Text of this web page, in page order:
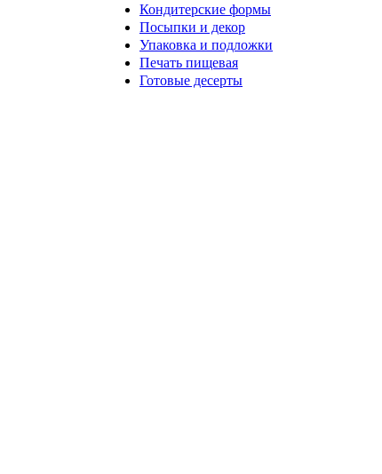
Кондитерские формы
Посыпки и декор
Упаковка и подложки
Печать пищевая
Готовые десерты